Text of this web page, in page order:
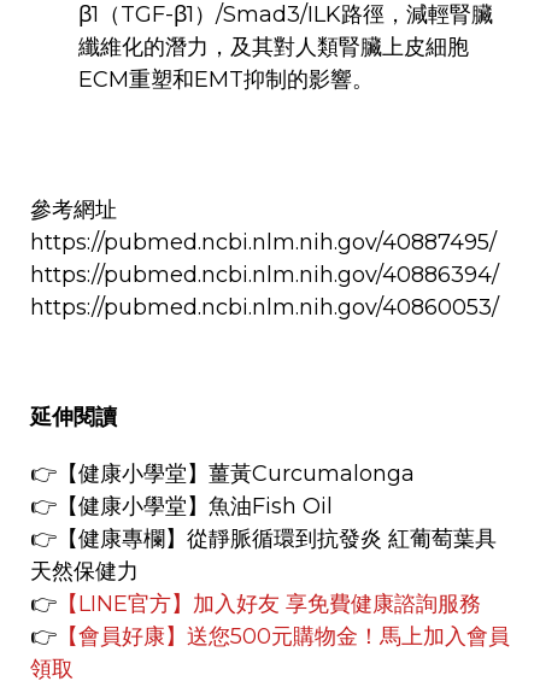
β1（TGF-β1）/Smad3/ILK路徑，減輕腎臟
纖維化的潛力，及其對人類腎臟上皮細胞
ECM重塑和EMT抑制的影響。
參考網址
https://pubmed.ncbi.nlm.nih.gov/40887495/
https://pubmed.ncbi.nlm.nih.gov/40886394/
https://pubmed.ncbi.nlm.nih.gov/40860053/
延伸閱讀
👉 【健康小學堂】 薑黃Curcumalonga
👉 【健康小學堂】 魚油Fish Oil
👉【健康專欄】 從靜脈循環到抗發炎 紅葡萄葉具
天然保健力
👉 【LINE官方】 加入好友 享免費健康諮詢服務
👉 【會員好康】 送您500元購物金！馬上加入會員
領取